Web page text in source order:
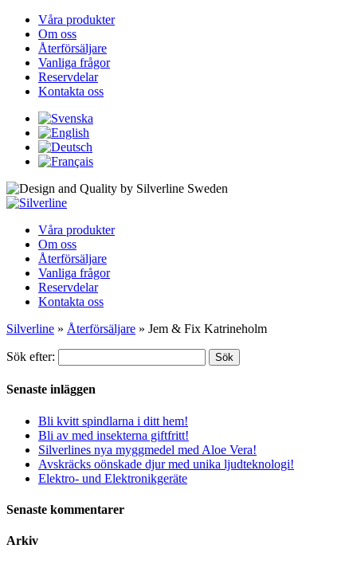
Våra produkter
Om oss
Återförsäljare
Vanliga frågor
Reservdelar
Kontakta oss
Våra produkter
Om oss
Återförsäljare
Vanliga frågor
Reservdelar
Kontakta oss
Silverline » Återförsäljare » Jem & Fix Katrineholm
Sök efter: Sök
Senaste inläggen
Bli kvitt spindlarna i ditt hem!
Bli av med insekterna giftfritt!
Silverlines nya myggmedel med Aloe Vera!
Avskräcks oönskade djur med unika ljudteknologi!
Elektro- und Elektronikgeräte
Senaste kommentarer
Arkiv